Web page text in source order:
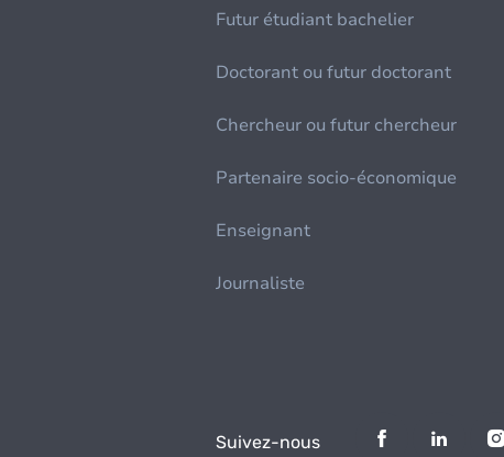
Futur étudiant bachelier
Doctorant ou futur doctorant
Chercheur ou futur chercheur
Partenaire socio-économique
Enseignant
Journaliste
Suivez-nous